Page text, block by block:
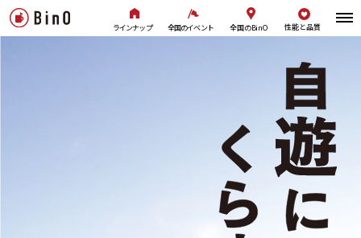
ラインナップ 全国のイベント 全国のBinO 性能と品質